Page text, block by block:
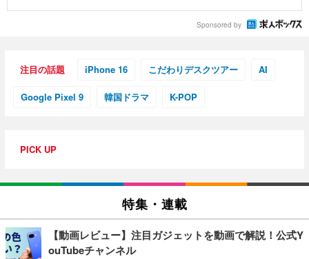
Sponsored by
注目の話題 iPhone 16 こだわりデスクツアー AI
Google Pixel 9 韓国ドラマ K-POP
PICK UP
特集・連載
【動画レビュー】注目ガジェットを動画で解説！公式Y
ouTubeチャンネル